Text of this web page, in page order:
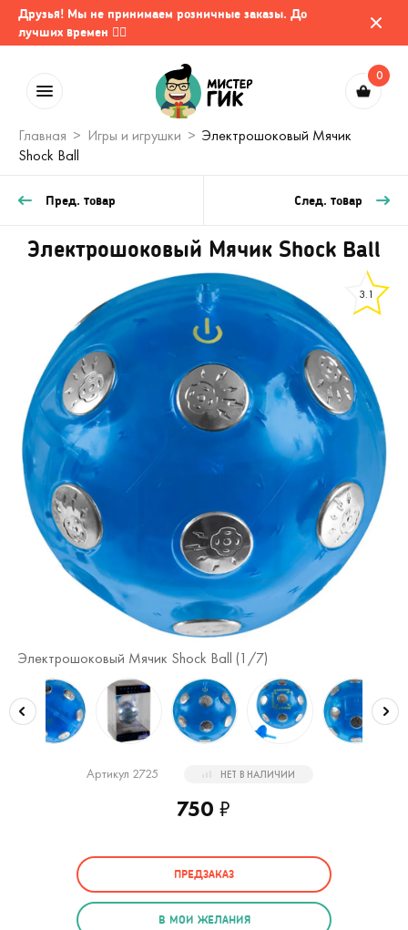
Друзья! Мы не принимаем розничные заказы. До
лучших времен 🤷‍♂️
0
Главная Игры и игрушки
Электрошоковый Мячик
Shock Ball
Пред. товар След. товар
Электрошоковый Мячик Shock Ball
3.1
Электрошоковый Мячик Shock Ball (1 /7)
Артикул 2725 НЕТ В НАЛИЧИИ
750 ₽
ПРЕДЗАКАЗ
В МОИ ЖЕЛАНИЯ